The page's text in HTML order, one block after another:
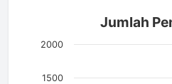
Jumlah Penduduk
Bar chart with 3 bars.
The chart has 1 X axis
Jumlah
1500
2000